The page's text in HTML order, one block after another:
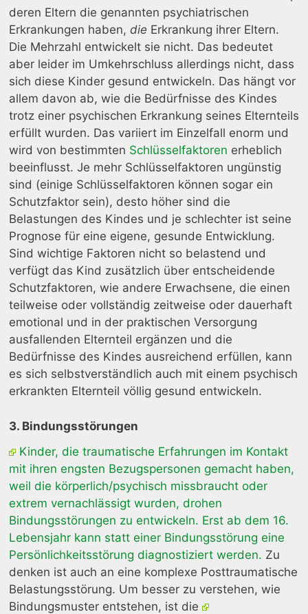
deren Eltern die genannten psychiatrischen
Erkrankungen haben, die Erkrankung ihrer Eltern.
Die Mehrzahl entwickelt sie nicht. Das bedeutet
aber leider im Umkehrschluss allerdings nicht, dass
sich diese Kinder gesund entwickeln. Das hängt vor
allem davon ab, wie die Bedürfnisse des Kindes
trotz einer psychischen Erkrankung seines Elternteils
erfüllt wurden. Das variiert im Einzelfall enorm und
wird von bestimmten Schlüsselfaktoren erheblich
beeinflusst. Je mehr Schlüsselfaktoren ungünstig
sind (einige Schlüsselfaktoren können sogar ein
Schutzfaktor sein), desto höher sind die
Belastungen des Kindes und je schlechter ist seine
Prognose für eine eigene, gesunde Entwicklung.
Sind wichtige Faktoren nicht so belastend und
verfügt das Kind zusätzlich über entscheidende
Schutzfaktoren, wie andere Erwachsene, die einen
teilweise oder vollständig zeitweise oder dauerhaft
emotional und in der praktischen Versorgung
ausfallenden Elternteil ergänzen und die
Bedürfnisse des Kindes ausreichend erfüllen, kann
es sich selbstverständlich auch mit einem psychisch
erkrankten Elternteil völlig gesund entwickeln.
3. Bindungsstörungen
Kinder, die traumatische Erfahrungen im Kontakt
mit ihren engsten Bezugspersonen gemacht haben,
weil die körperlich/psychisch missbraucht oder
extrem vernachlässigt wurden, drohen
Bindungsstörungen zu entwickeln. Erst ab dem 16.
Lebensjahr kann statt einer Bindungsstörung eine
Persönlichkeitsstörung diagnostiziert werden. Zu
denken ist auch an eine komplexe Posttraumatische
Belastungsstörung. Um besser zu verstehen, wie
Bindungsmuster entstehen, ist die